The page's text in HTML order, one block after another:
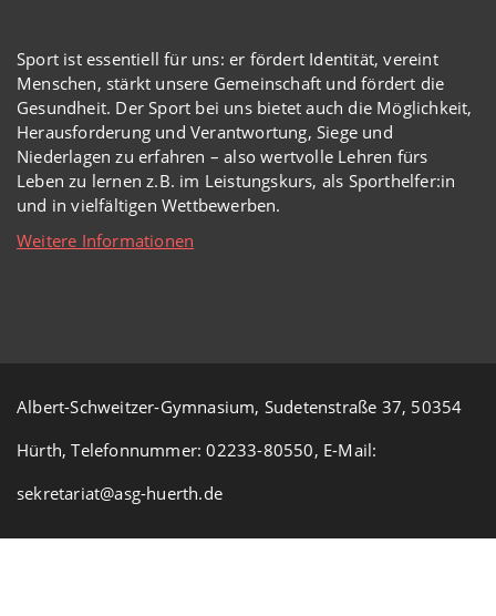
Sport ist essentiell für uns: er fördert Identität, vereint
Menschen, stärkt unsere Gemeinschaft und fördert die
Gesundheit. Der Sport bei uns bietet auch die Möglichkeit,
Herausforderung und Verantwortung, Siege und
Niederlagen zu erfahren – also wertvolle Lehren fürs
Leben zu lernen z.B. im Leistungskurs, als Sporthelfer:in
und in vielfältigen Wettbewerben.
Weitere Informationen
Albert-Schweitzer-Gymnasium, Sudetenstraße 37, 50354
Hürth, Telefonnummer: 02233-80550, E-Mail:
sekretariat@asg-huerth.de